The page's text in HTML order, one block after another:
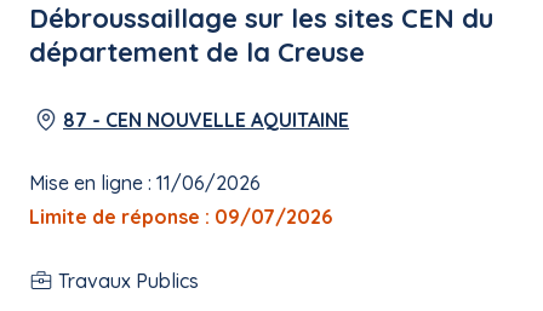
Débroussaillage sur les sites CEN du
département de la Creuse
87 - CEN NOUVELLE AQUITAINE
Mise en ligne : 11/06/2026
Limite de réponse : 09/07/2026
Travaux Publics